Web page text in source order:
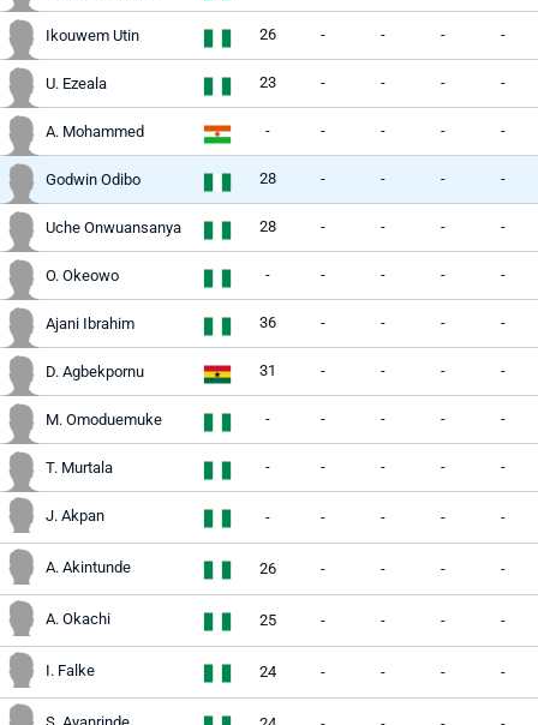
Ikouwem Utin 26 - - - -
U. Ezeala 23 - - - -
A. Mohammed - - - - -
Godwin Odibo 28 - - - -
Uche Onwuansanya 28 - - - -
O. Okeowo - - - - -
Ajani Ibrahim 36 - - - -
D. Agbekpornu 31 - - - -
M. Omoduemuke - - - - -
T. Murtala - - - - -
J. Akpan - - - - -
A. Akintunde 26 - - - -
A. Okachi 25 - - - -
I. Falke 24 - - - -